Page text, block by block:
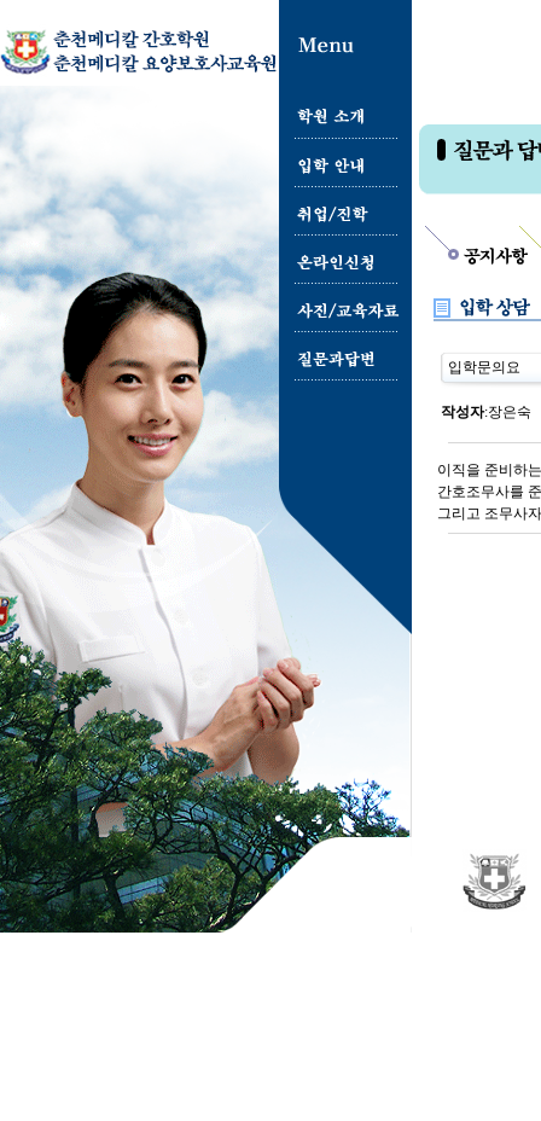
입학문의요
작성자:장은숙
이직을 준비하
간호조무사를
그리고 조무사